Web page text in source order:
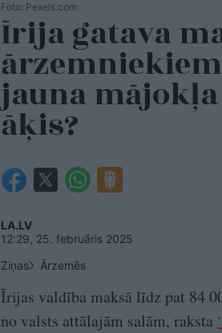
Foto: Pexels.com
Īrija gatava
jauna
āķis?
LA.LV
12:29, 25. februāris 2025
Ziņas
Ārzemēs
Īrijas valdība maksā līdz pat 84
no valsts attālajām salām, raksta